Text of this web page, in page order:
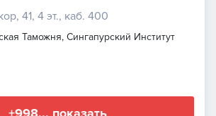
41, 4 эт., каб. 400
Таможня, Сингапурский Институт